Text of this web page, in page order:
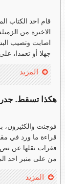
قام احد الكتاب
الاخيرة من
اصابت وتصيب
جهلا أو تعمدا،
المزيد
هكذا تسقط.
فوجئت والكثيرون،
فقرات نقلها عن
من على منبر احد
المزيد